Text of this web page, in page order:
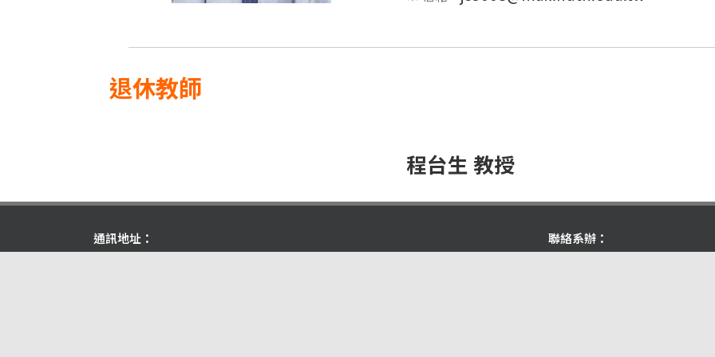
退休教師
程台生 教授
通訊地址： 聯絡系辦：